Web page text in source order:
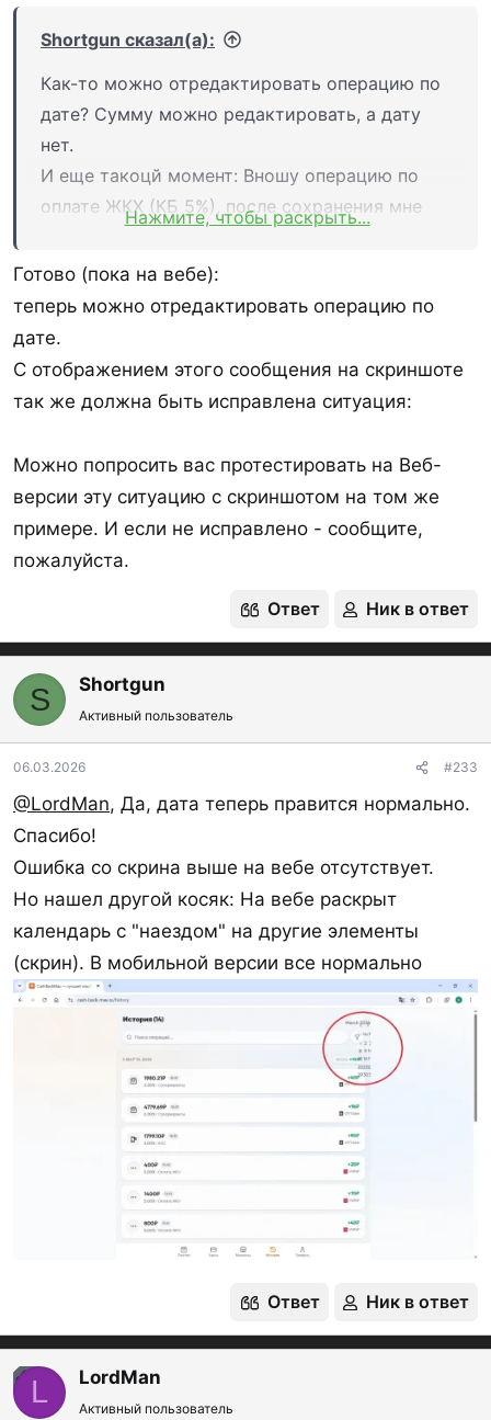
Shortgun сказал(а):
Как-то можно отредактировать операцию по
дате? Сумму можно редактировать, а дату
нет.
И еще такоцй момент: Вношу операцию по
оплате ЖКХ (КБ 5%), после сохранения мне
больше!"
Рисует текущий расчет кэшбека и новый,
увеличенный. И предлагает эту же самую
карту, на которую я вносил операцию.
На этой карте есть еще категория 10% на
Какой-то бред получается
Посмотреть вложение 17417
Нажмите, чтобы раскрыть...
Готово (пока на вебе):
теперь можно отредактировать операцию по
дате.
С отображением этого сообщения на скриншоте
так же должна быть исправлена ситуация:
Можно попросить вас протестировать на Веб-
версии эту ситуацию с скриншотом на том же
примере. И если не исправлено - сообщите,
пожалуйста.
Ответ Ник в ответ
S Shortgun
Активный пользователь
06.03.2026 #233
@LordMan, Да, дата теперь правится нормально.
Спасибо!
Ошибка со скрина выше на вебе отсутствует.
Но нашел другой косяк: На вебе раскрыт
календарь с "наездом" на другие элементы
(скрин). В мобильной версии все нормально
Ответ Ник в ответ
OP L LordMan
Активный пользователь